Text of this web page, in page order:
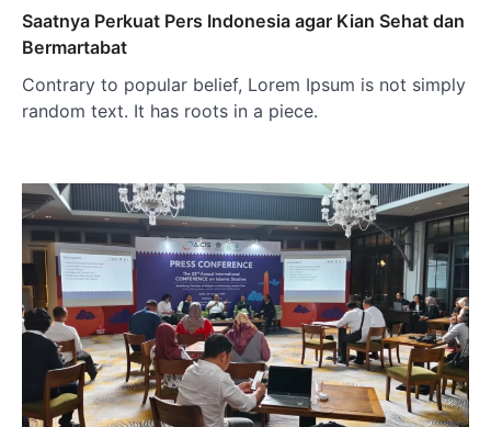
Saatnya Perkuat Pers Indonesia agar Kian Sehat dan
Bermartabat
Contrary to popular belief, Lorem Ipsum is not simply
random text. It has roots in a piece.